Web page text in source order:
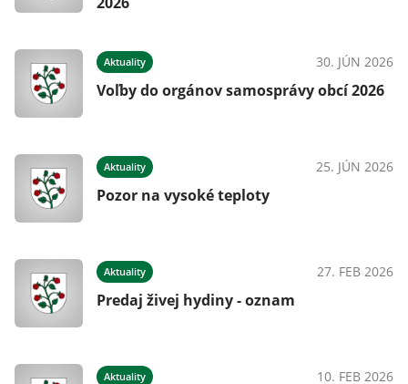
Aktuality 30. JÚN 2026
Voľby do orgánov samosprávy obcí 2026
Aktuality 25. JÚN 2026
Pozor na vysoké teploty
Aktuality 27. FEB 2026
Predaj živej hydiny - oznam
Aktuality 10. FEB 2026